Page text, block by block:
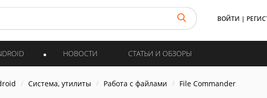
ВОЙТИ |
НОВОСТИ СТАТЬИ И ОБЗОРЫ
Система, утилиты Работа с файлами File Commander